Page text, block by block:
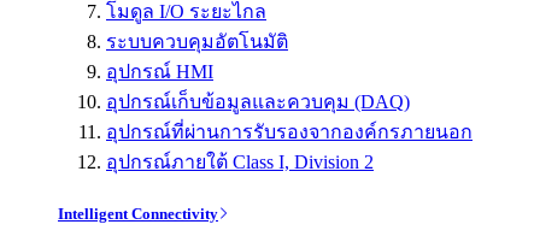
โมดูล I/O ระยะไกล
ระบบควบคุมอัตโนมัติ
อุปกรณ์ HMI
อุปกรณ์เก็บข้อมูลและควบคุม (DAQ)
อุปกรณ์ที่ผ่านการรับรองจากองค์กรภายนอก
อุปกรณ์ภายใต้ Class I, Division 2
Intelligent Connectivity